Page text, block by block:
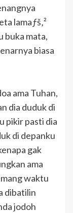
lamaƒš‚²
buka mata,
biasa
ama Tuhan,
dia duduk di
pikir pasti dia
di depanku
gak
ama
waktu
dibatilin
jodoh